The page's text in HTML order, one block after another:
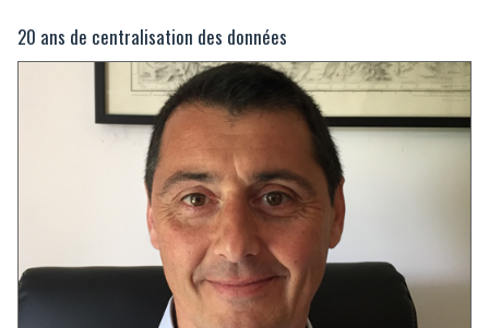
20 ans de centralisation des données